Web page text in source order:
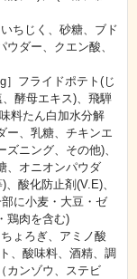
ちじく、砂糖、ブド
ダー、クエン酸、
］フライドポテト(じ
酵母エキス)、飛騨
料たん白加水分解
ー、乳糖、チキンエ
ニング、その他)、
、オニオンパウダ
酸化防止剤(V.E)、
に小麦・大豆・ゼ
鶏肉を含む)
ょろぎ、アミノ酸
、酸味料、酒精、調
カンゾウ、ステビ